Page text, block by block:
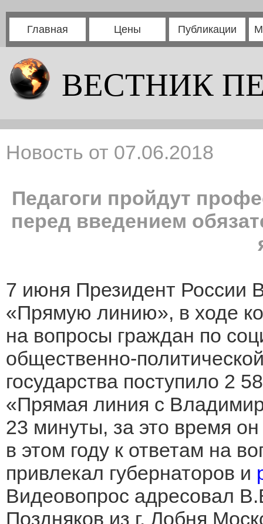
Главная Цены Публикации
ВЕСТНИК
Новость от 07.06.2018
Педагоги пройдут
перед введением
7 июня Президент России
«Прямую линию», в ходе
на вопросы граждан по
общественно-
государства поступило 2
«Прямая линия с
23 минуты, за это время
в этом году к ответам на
привлекал губернаторов и
Видеовопрос адресовал
Поздняков из г. Лобня